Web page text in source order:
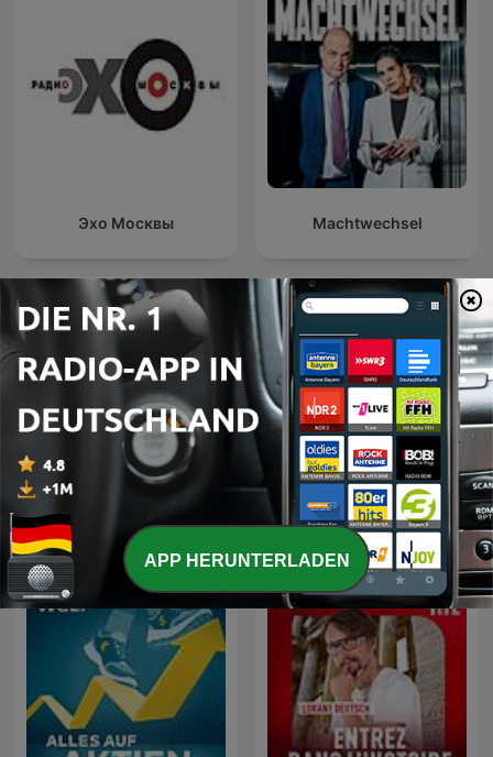
Эхо Москвы Machtwechsel
Der Tag KONTRAFUNK aktuell
APP HERUNTERLADEN